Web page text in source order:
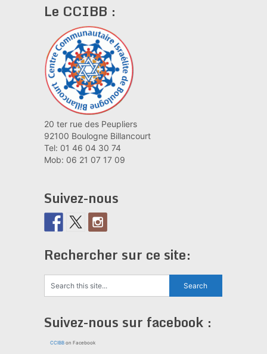
Le CCIBB :
20 ter rue des Peupliers
92100 Boulogne Billancourt
Tel: 01 46 04 30 74
Mob: 06 21 07 17 09
Suivez-nous
Rechercher sur ce site:
Suivez-nous sur facebook :
CCIBBon Facebook